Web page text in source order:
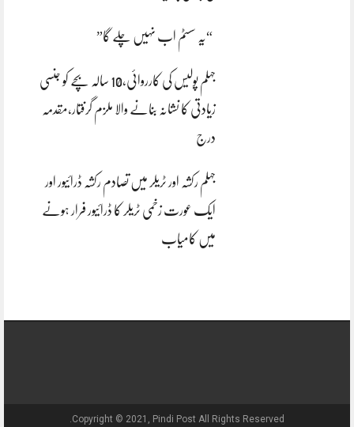
“یہ سسٹم اب نہیں چلے گا”
جہلم پولیس کی کارروائی،10 سالہ بچے کو جنسی
زیادتی کا نشانہ بنانے والا ملزم گرفتار،مقدمہ
درج
جہلم رکشہ اور ٹریلر میں تصادم رکشہ ڈرائیور اور
ایک عورت زخمی ٹریلر کا ڈرائیور فرار ہونے
میں کامیاب
Copyright © 2021, Pindi Post All Rights Reserved.